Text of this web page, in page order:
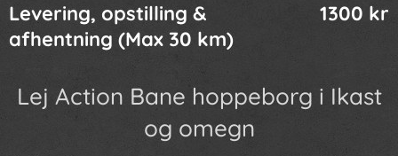
Levering, opstilling &
afhentning (Max 30 km)
1300 kr
Lej Action Bane hoppeborg i Ikast
og omegn